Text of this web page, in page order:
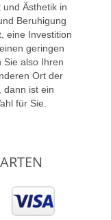
Ästhetik in
Beruhigung
eine Investition
geringen
Sie also Ihren
Ort der
dann ist ein
für Sie.